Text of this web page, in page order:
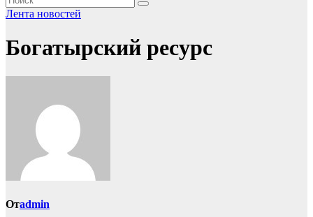
Лента новостей
Богатырский ресурс
Отadmin